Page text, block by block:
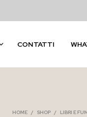
CONTATTI
HOME / SHOP / LIBRI E